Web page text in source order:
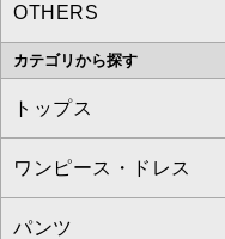
MK MICHEL KLEIN
OFUON le MK
MICHEL KLEIN
MK MICHEL KLEIN
a.v.v
OTHERS
MK MICHEL KLEIN
カテゴリから探す
トップス
すべてのトップス
カットソー・Tシャツ
ワンピース・ドレス
すべてのワンピース
パンツ